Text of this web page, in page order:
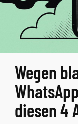
Wegen
diesen 4